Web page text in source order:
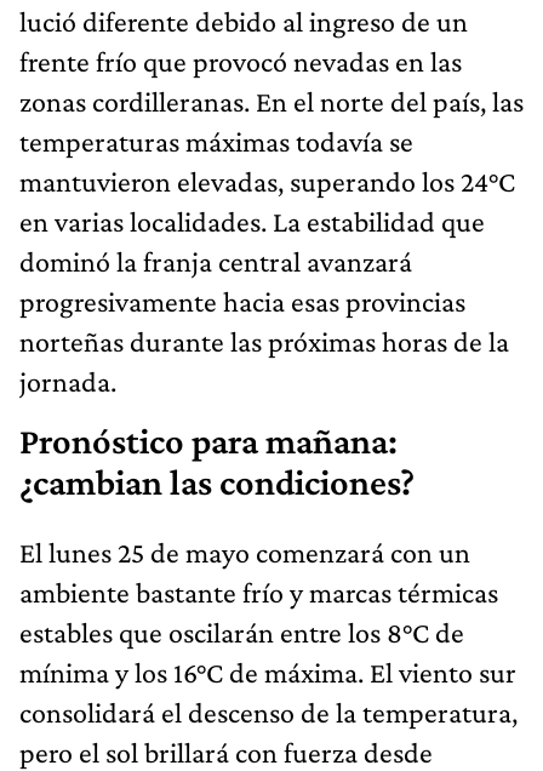
lució diferente debido al ingreso de un
frente frío que provocó nevadas en las
zonas cordilleranas. En el norte del país, las
temperaturas máximas todavía se
mantuvieron elevadas, superando los 24°C
en varias localidades. La estabilidad que
dominó la franja central avanzará
progresivamente hacia esas provincias
norteñas durante las próximas horas de la
jornada.
Pronóstico para mañana:
¿cambian las condiciones?
El lunes 25 de mayo comenzará con un
ambiente bastante frío y marcas térmicas
estables que oscilarán entre los 8°C de
mínima y los 16°C de máxima. El viento sur
consolidará el descenso de la temperatura,
pero el sol brillará con fuerza desde